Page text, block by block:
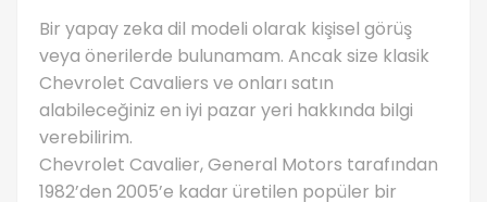
Bir yapay zeka dil modeli olarak kişisel görüş
veya önerilerde bulunamam. Ancak size klasik
Chevrolet Cavaliers ve onları satın
alabileceğiniz en iyi pazar yeri hakkında bilgi
verebilirim.
Chevrolet Cavalier, General Motors tarafından
1982’den 2005’e kadar üretilen popüler bir